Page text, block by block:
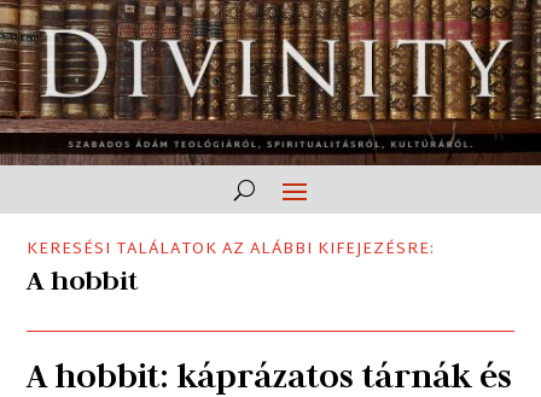
KERESÉSI TALÁLATOK AZ ALÁBBI KIFEJEZÉSRE:
A hobbit
A hobbit: káprázatos tárnák és